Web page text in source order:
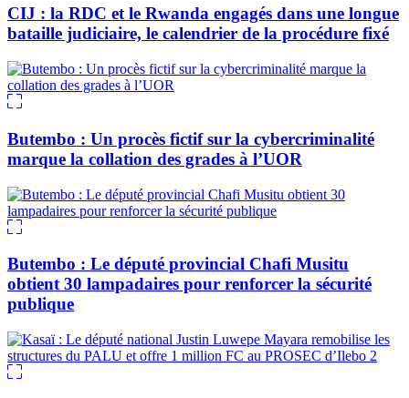
CIJ : la RDC et le Rwanda engagés dans une longue
bataille judiciaire, le calendrier de la procédure fixé
Butembo : Un procès fictif sur la cybercriminalité
marque la collation des grades à l’UOR
Butembo : Le député provincial Chafi Musitu
obtient 30 lampadaires pour renforcer la sécurité
publique